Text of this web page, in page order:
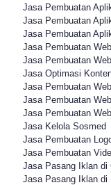
Jasa Pembuatan
Jasa Pembuatan
Jasa Pembuatan
Jasa Pembuatan
Jasa Pembuatan
Jasa Optimasi
Jasa Pembuatan
Jasa Pembuatan
Jasa Pembuatan
Jasa Kelola Sosmed
Jasa Pembuatan
Jasa Pembuatan
Jasa Pasang Iklan di
Jasa Pasang Iklan di